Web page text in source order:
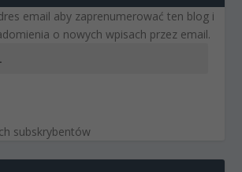
email aby zaprenumerować ten blog i
o nowych wpisach przez email.
subskrybentów